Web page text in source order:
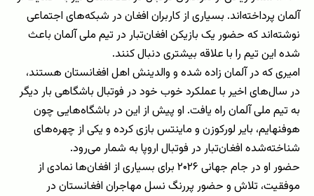
آلمان پرداخته‌اند. بسیاری از کاربران افغان در شبکه‌های اجتماعی
نوشته‌اند که حضور یک بازیکن افغان‌تبار در تیم ملی آلمان باعث
شده این تیم را با علاقه بیشتری دنبال کنند.
امیری که در آلمان زاده شده و والدینش اهل افغانستان هستند،
در سال‌های اخیر با عملکرد خوب خود در فوتبال باشگاهی بار دیگر
به تیم ملی آلمان راه یافت. او پیش از این در باشگاه‌هایی چون
هوفنهایم، بایر لورکوزن و ماینتس بازی کرده و یکی از چهره‌های
شناخته‌شده افغان‌تبار در فوتبال اروپا به شمار می‌رود.
حضور او در جام جهانی ۲۰۲۶ برای بسیاری از افغان‌ها نمادی از
موفقیت، تلاش و حضور پررنگ نسل مهاجران افغانستان در